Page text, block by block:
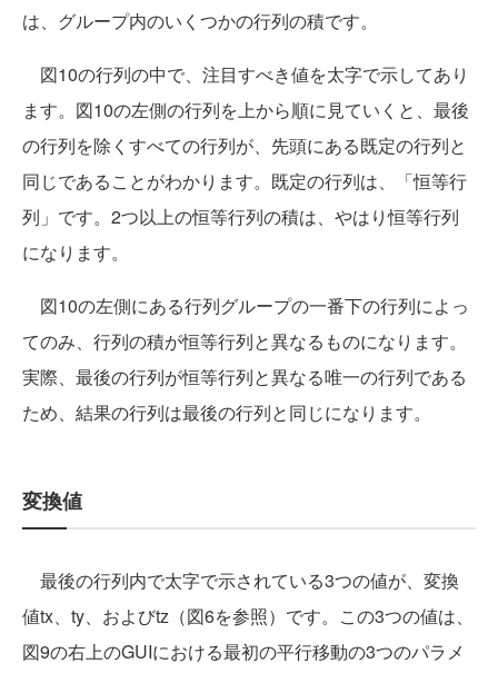
は、グループ内のいくつかの行列の積です。
図10の行列の中で、注目すべき値を太字で示してあり
ます。図10の左側の行列を上から順に見ていくと、最後
の行列を除くすべての行列が、先頭にある既定の行列と
同じであることがわかります。既定の行列は、「恒等行
列」です。2つ以上の恒等行列の積は、やはり恒等行列
になります。
図10の左側にある行列グループの一番下の行列によっ
てのみ、行列の積が恒等行列と異なるものになります。
実際、最後の行列が恒等行列と異なる唯一の行列である
ため、結果の行列は最後の行列と同じになります。
変換値
最後の行列内で太字で示されている3つの値が、変換
値tx、ty、およびtz（図6を参照）です。この3つの値は、
図9の右上のGUIにおける最初の平行移動の3つのパラメ